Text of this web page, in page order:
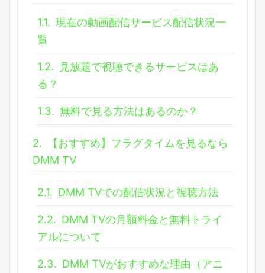
1.1. 現在の動画配信サービス配信状況一
覧
1.2. 見放題で視聴できるサービスはあ
る？
1.3. 無料で見る方法はあるのか？
2.
【おすすめ】フラグタイムを見るなら
DMM TV
2.1. DMM TVでの配信状況と視聴方法
2.2. DMM TVの月額料金と無料トライ
アルについて
2.3. DMM TVがおすすめな理由（アニ